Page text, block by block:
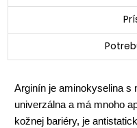
Arginín je aminokyselina s
univerzálna a má mnoho
kožnej bariéry, je